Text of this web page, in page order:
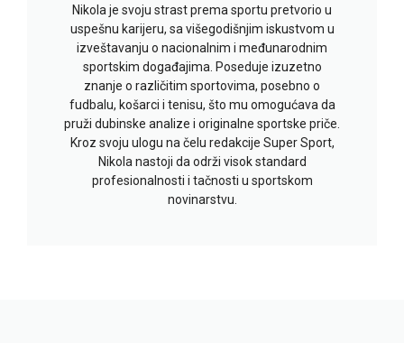
Nikola je svoju strast prema sportu pretvorio u
uspešnu karijeru, sa višegodišnjim iskustvom u
izveštavanju o nacionalnim i međunarodnim
sportskim događajima. Poseduje izuzetno
znanje o različitim sportovima, posebno o
fudbalu, košarci i tenisu, što mu omogućava da
pruži dubinske analize i originalne sportske priče.
Kroz svoju ulogu na čelu redakcije Super Sport,
Nikola nastoji da održi visok standard
profesionalnosti i tačnosti u sportskom
novinarstvu.